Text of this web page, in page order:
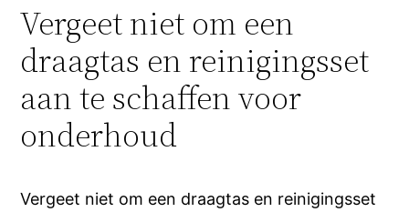
Vergeet niet om een
draagtas en reinigingsset
aan te schaffen voor
onderhoud
Vergeet niet om een draagtas en reinigingsset